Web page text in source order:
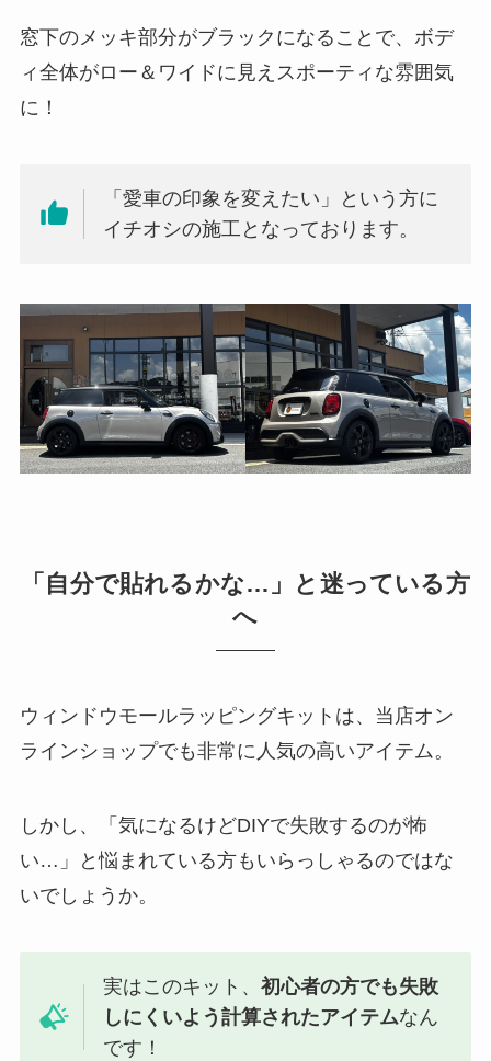
窓下のメッキ部分がブラックになることで、ボデ
ィ全体がロー＆ワイドに見えスポーティな雰囲気
に！
「愛車の印象を変えたい」という方に
イチオシの施工となっております。
「自分で貼れるかな…」と迷っている方
へ
ウィンドウモールラッピングキットは、当店オン
ラインショップでも非常に人気の高いアイテム。
しかし、「気になるけどDIYで失敗するのが怖
い…」と悩まれている方もいらっしゃるのではな
いでしょうか。
実はこのキット、初心者の方でも失敗
しにくいよう計算されたアイテムなん
です！